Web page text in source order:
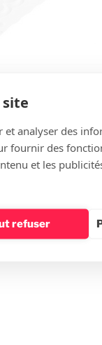
site
analyser des
fournir des
et les
refuser